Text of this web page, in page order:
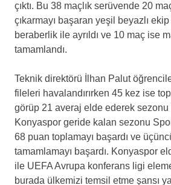
çıktı. Bu 38 maçlık serüvende 20
çıkarmayı başaran yeşil beyazlı
beraberlik ile ayrıldı ve 10 maç ise
tamamlandı.
Teknik direktörü İlhan Palut
fileleri havalandırırken 45 kez ise
görüp 21 averaj elde ederek sezonu
Konyaspor geride kalan sezonu
68 puan toplamayı başardı ve
tamamlamayı başardı. Konyaspor
ile UEFA Avrupa konferans ligi
burada ülkemizi temsil etme şansı